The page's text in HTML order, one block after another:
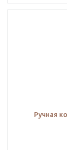
Ручная